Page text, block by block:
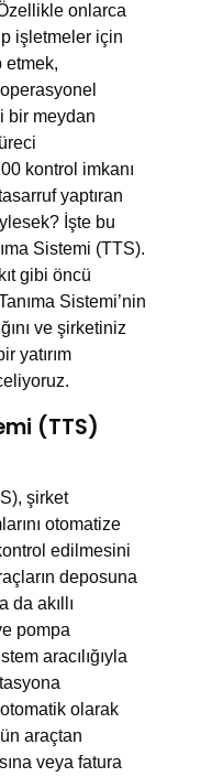
onlarca
işletmeler için
etmek,
bir meydan
kontrol imkanı
yaptıran
İşte bu
Sistemi (TTS).
gibi öncü
Sistemi’nin
ve şirketiniz
yatırım
(TTS)
şirket
otomatize
edilmesini
deposuna
da akıllı
pompa
aracılığıyla
olarak
araçtan
veya fatura